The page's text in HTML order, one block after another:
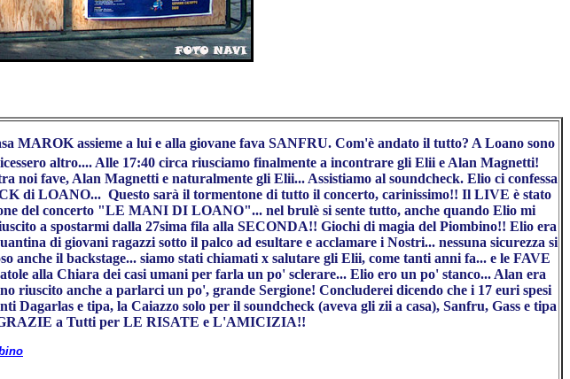
assieme a lui e alla giovane fava SANFRU. Com'è andato il tutto? A Loano sono
altro.... Alle 17:40 circa riusciamo finalmente a incontrare gli Elii e Alan Magnetti!
fave, Alan Magnetti e naturalmente gli Elii... Assistiamo al soundcheck. Elio ci confessa
di LOANO... Questo sarà il tormentone di tutto il concerto, carinissimo!! Il LIVE è stato
del concerto "LE MANI DI LOANO"... nel brulè si sente tutto, anche quando Elio mi
a spostarmi dalla 27sima fila alla SECONDA!! Giochi di magia del Piombino!! Elio era
di giovani ragazzi sotto il palco ad esultare e acclamare i Nostri... nessuna sicurezza si
il backstage... siamo stati chiamati x salutare gli Elii, come tanti anni fa... e le FAVE
alla Chiara dei casi umani per farla un po' sclerare... Elio ero un po' stanco... Alan era
riuscito anche a parlarci un po', grande Sergione! Concluderei dicendo che i 17 euri spesi
e tipa, la Caiazzo solo per il soundcheck (aveva gli zii a casa), Sanfru, Gass e tipa
GRAZIE a Tutti per LE RISATE e L'AMICIZIA!!